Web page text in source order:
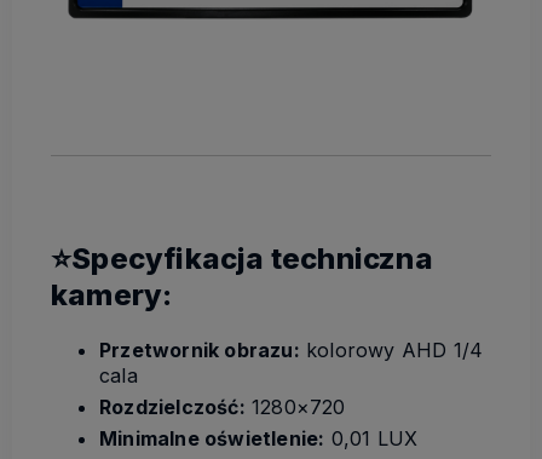
⭐Specyfikacja techniczna
kamery:
Przetwornik obrazu: kolorowy AHD 1/4
cala
Rozdzielczość: 1280×720
Minimalne oświetlenie: 0,01 LUX